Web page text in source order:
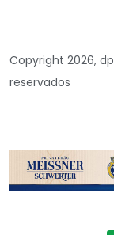
Copyright 2026,
reservados